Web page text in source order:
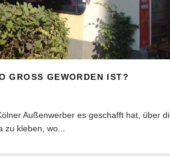
GROSS GEWORDEN IST?
Außenwerber es geschafft hat, über
zu kleben, wo